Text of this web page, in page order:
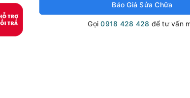
Báo Giá Sửa Chữa
Gọi0918 428 428 để tư vấn